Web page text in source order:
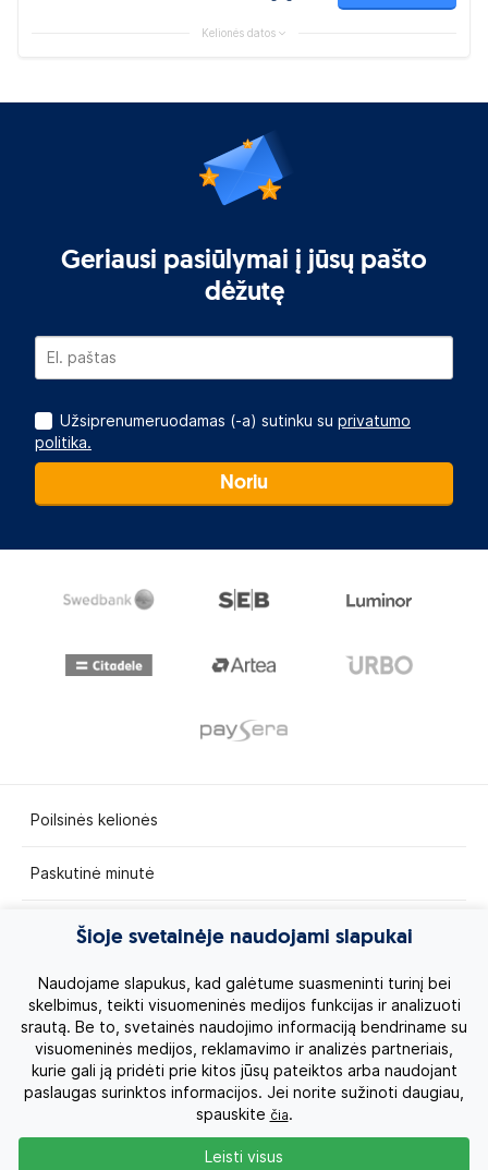
Kelionės datos
Geriausi pasiūlymai į jūsų pašto
dėžutę
Užsiprenumeruodamas (-a) sutinku su privatumo
politika.
Noriu
Poilsinės kelionės
Paskutinė minutė
Egzotinės kelionės
Kruizai
Kelionės po Lietuvą
Apie mus
Privatumo politika
Šioje svetainėje naudojami slapukai
Naudojame slapukus, kad galėtume suasmeninti turinį bei
skelbimus, teikti visuomeninės medijos funkcijas ir analizuoti
srautą. Be to, svetainės naudojimo informaciją bendriname su
visuomeninės medijos, reklamavimo ir analizės partneriais,
kurie gali ją pridėti prie kitos jūsų pateiktos arba naudojant
paslaugas surinktos informacijos. Jei norite sužinoti daugiau,
spauskite čia.
Leisti visus